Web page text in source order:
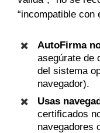
“incompatible con
AutoFirma
asegúrate de
del sistema
navegador).
Usas
certificados
navegadores